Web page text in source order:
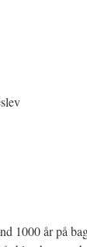
1000 år på